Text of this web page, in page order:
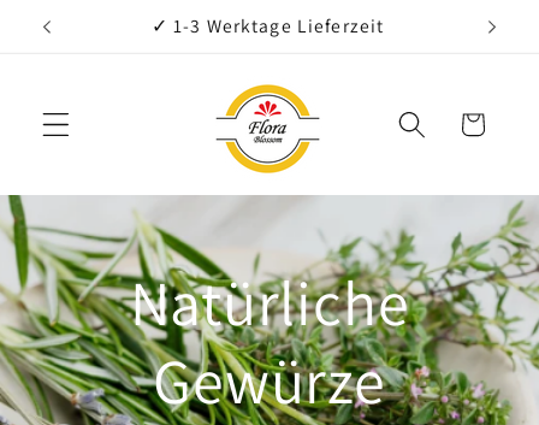
zum
✓ Gourmet Qualität
Warenkorb
Natürliche
Gewürze